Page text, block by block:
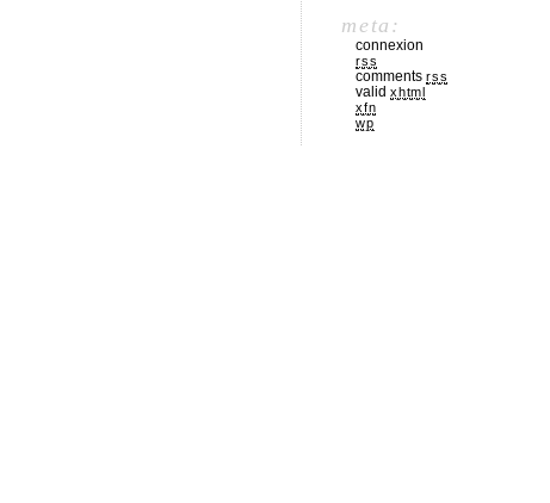
meta:
connexion
rss
comments rss
valid xhtml
xfn
wp